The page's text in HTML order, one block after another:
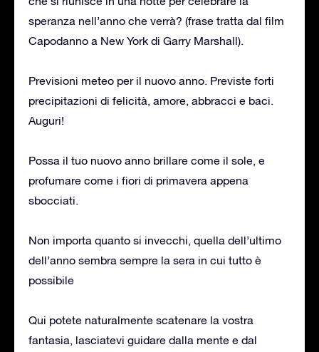
speranza nell’anno che verrà? (frase tratta dal film
Capodanno a New York di Garry Marshall).
Previsioni meteo per il nuovo anno. Previste forti
precipitazioni di felicità, amore, abbracci e baci.
Auguri!
Possa il tuo nuovo anno brillare come il sole, e
profumare come i fiori di primavera appena
sbocciati.
Non importa quanto si invecchi, quella dell’ultimo
dell’anno sembra sempre la sera in cui tutto è
possibile
Qui potete naturalmente scatenare la vostra
fantasia, lasciatevi guidare dalla mente e dal